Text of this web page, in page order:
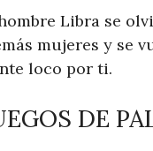
Libra se
mujeres y se
loco por ti.
DE